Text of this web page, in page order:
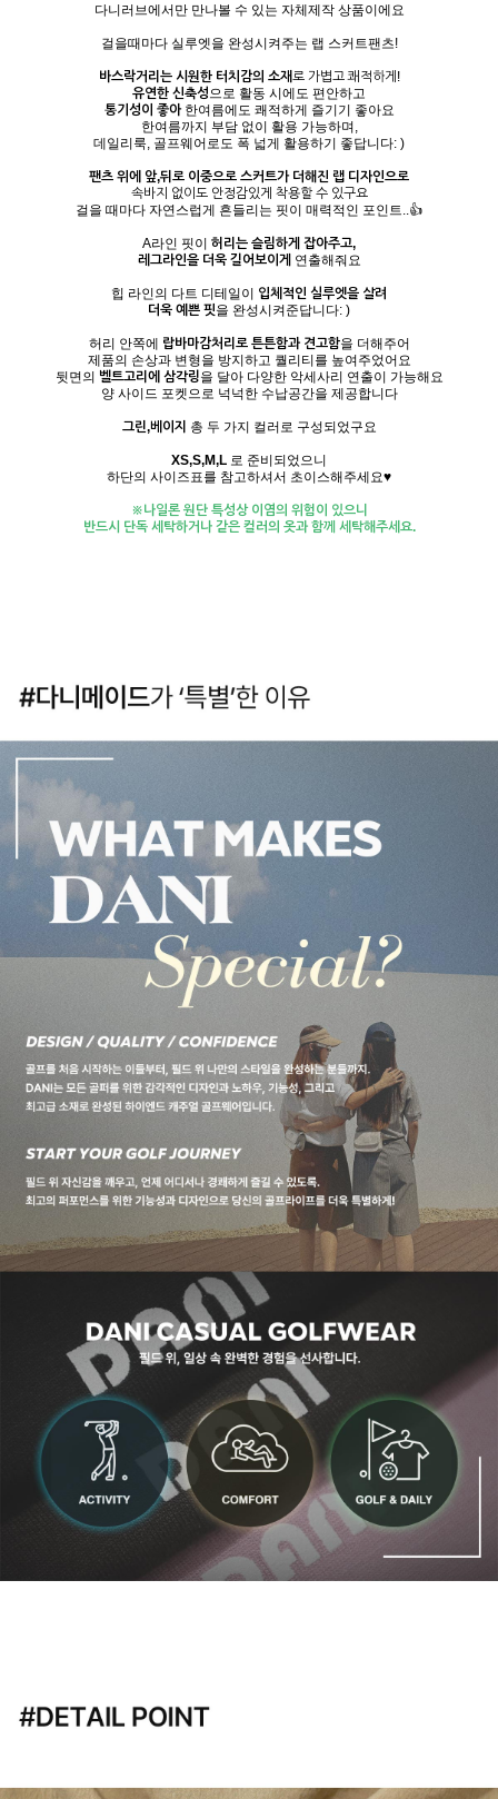
다니러브에서만 만나볼 수 있는 자체제작 상품이에요
걸을때마다 실루엣을 완성시켜주는 랩 스커트팬츠!
바스락거리는 시원한 터치감의 소재로 가볍고 쾌적하게!
유연한 신축성으로 활동 시에도 편안하고
통기성이 좋아 한여름에도 쾌적하게 즐기기 좋아요
한여름까지 부담 없이 활용 가능하며,
데일리룩, 골프웨어로도 폭 넓게 활용하기 좋답니다: )
팬츠 위에 앞,뒤로 이중으로 스커트가 더해진 랩 디자인으로
속바지 없이도 안정감있게 착용할 수 있구요
걸을 때마다 자연스럽게 흔들리는 핏이 매력적인 포인트..👍
A라인 핏이 허리는 슬림하게 잡아주고,
레그라인을 더욱 길어보이게 연출해줘요
힙 라인의 다트 디테일이
입체적인 실루엣을 살려
더욱 예쁜 핏을 완성시켜준답니다: )
허리 안쪽에 랍바마감처리로 튼튼함과 견고함을 더해주어
제품의 손상과 변형을 방지하고 퀄리티를 높여주었어요
뒷면의 벨트고리에 삼각링을 달아 다양한 악세사리 연출이 가능해요
양 사이드 포켓으로 넉넉한 수납공간을 제공합니다
그린,베이지 총 두 가지 컬러로 구성되었구요
XS,S,M,L 로 준비되었으니
하단의 사이즈표를 참고하셔서 초이스해주세요♥
※나일론 원단 특성상 이염의 위험이 있으니
반드시 단독 세탁하거나 같은 컬러의 옷과 함께 세탁해주세요.